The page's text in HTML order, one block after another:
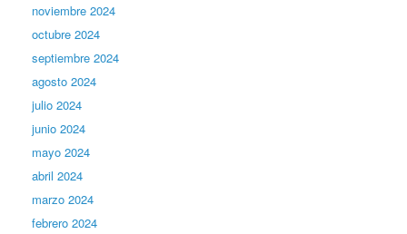
noviembre 2024
octubre 2024
septiembre 2024
agosto 2024
julio 2024
junio 2024
mayo 2024
abril 2024
marzo 2024
febrero 2024